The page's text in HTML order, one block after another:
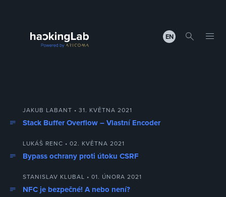
EN
JAKUB LABANT • 31. KVĚTNA 2021
Stack Buffer Overflow – Vlastní Encoder
LUKÁŠ RENC • 02. KVĚTNA 2021
Bypass ochrany proti útoku CSRF
STANISLAV KLUBAL • 01. ÚNORA 2021
NFC je bezpečné! A nebo není?